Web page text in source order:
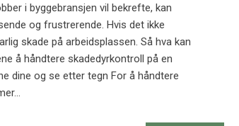
i byggebransjen vil bekrefte, kan
og frustrerende. Hvis det ikke
skade på arbeidsplassen. Så hva kan
å håndtere skadedyrkontroll på en
dine og se etter tegn For å håndtere